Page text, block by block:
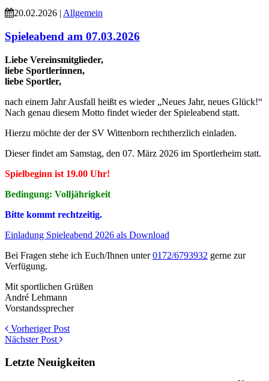
20.02.2026 | Allgemein
Spieleabend am 07.03.2026
Liebe Vereinsmitglieder,
liebe Sportlerinnen,
liebe Sportler,
nach einem Jahr Ausfall heißt es wieder „Neues Jahr, neues Glück!“
Nach genau diesem Motto findet wieder der Spieleabend statt.
Hierzu möchte der der SV Wittenborn rechtherzlich einladen.
Dieser findet am Samstag, den 07. März 2026 im Sportlerheim statt.
Spielbeginn ist 19.00 Uhr!
Bedingung: Volljährigkeit
Bitte kommt rechtzeitig.
Einladung Spieleabend 2026 als Download
Bei Fragen stehe ich Euch/Ihnen unter0172/6793932 gerne zur
Verfügung.
Mit sportlichen Grüßen
André Lehmann
Vorstandssprecher
Vorheriger Post
Nächster Post
Letzte Neuigkeiten